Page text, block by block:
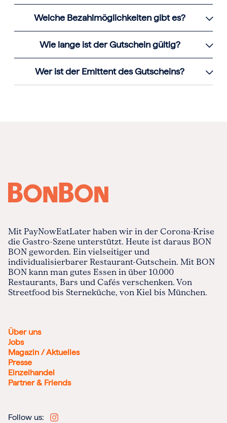
Welche Bezahlmöglichkeiten gibt es?
Wie lange ist der Gutschein gültig?
Wer ist der Emittent des Gutscheins?
Mit PayNowEatLater haben wir in der Corona-Krise
die Gastro-Szene unterstützt. Heute ist daraus BON
BON geworden. Ein vielseitiger und
individualisierbarer Restaurant-Gutschein. Mit BON
BON kann man gutes Essen in über 10.000
Restaurants, Bars und Cafés verschenken. Von
Streetfood bis Sterneküche, von Kiel bis München.
Über uns
Jobs
Magazin / Aktuelles
Presse
Einzelhandel
Partner & Friends
Follow us: